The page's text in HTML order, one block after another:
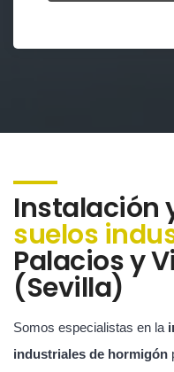
Instalación
suelos
Palacios y
(Sevilla)
Somos especialistas en la
industriales de hormigón